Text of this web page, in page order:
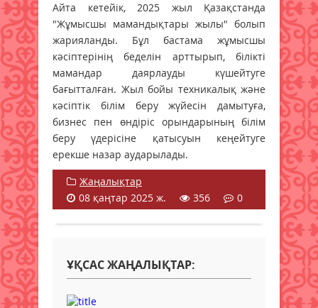
Айта кетейік, 2025 жыл Қазақстанда
"Жұмысшы мамандықтары жылы" болып
жарияланды. Бұл бастама жұмысшы
кәсіптерінің беделін арттырып, білікті
мамандар даярлауды күшейтуге
бағытталған. Жыл бойы техникалық және
кәсіптік білім беру жүйесін дамытуға,
бизнес пен өндіріс орындарының білім
беру үдерісіне қатысуын кеңейтуге
ерекше назар аударылады.
Жаңалықтар
08 қаңтар 2025 ж.
356 0
ҰҚСАС ЖАҢАЛЫҚТАР: